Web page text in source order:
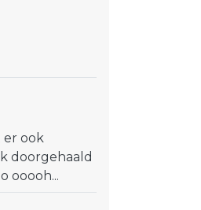
er ook
doorgehaald
ooooh...